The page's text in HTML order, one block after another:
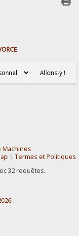
Machines
| Termes et Politiques
32 requêtes.